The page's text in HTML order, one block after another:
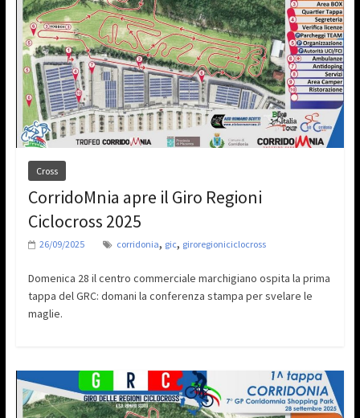
Cross
CorridoMnia apre il Giro Regioni
Ciclocross 2025
26/09/2025 corridonia, gic, giroregioniciclocross
Domenica 28 il centro commerciale marchigiano ospita la prima
tappa del GRC: domani la conferenza stampa per svelare le
maglie.